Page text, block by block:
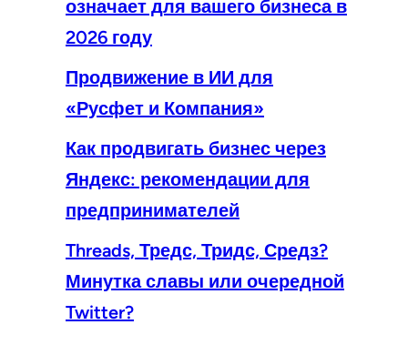
означает для вашего бизнеса в
2026 году
Продвижение в ИИ для
«Русфет и Компания»
Как продвигать бизнес через
Яндекс: рекомендации для
предпринимателей
Threads, Тредс, Тридс, Средз?
Минутка славы или очередной
Twitter?